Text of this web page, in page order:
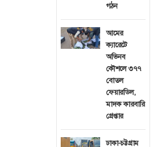
গঠন
আমের
ক্যারেটে
অভিনব
কৌশলে ৩৭৭
বোতল
ফেয়ারডিল,
মাদক কারবারি
গ্রেপ্তার
ঢাকা-চট্টগ্রাম